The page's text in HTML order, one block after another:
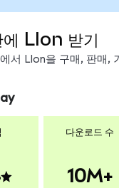
에 LIon 받기
서 LIon을 구매, 판매,
다운로드 수
10M+